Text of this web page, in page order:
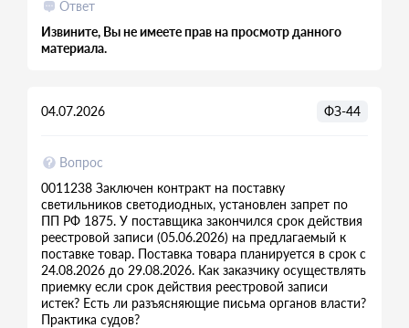
Ответ
Извините, Вы не имеете прав на просмотр данного
материала.
Вопрос
0011238 Заключен контракт на поставку
светильников светодиодных, установлен запрет по
ПП РФ 1875. У поставщика закончился срок действия
реестровой записи (05.06.2026) на предлагаемый к
поставке товар. Поставка товара планируется в срок с
24.08.2026 до 29.08.2026. Как заказчику осуществлять
приемку если срок действия реестровой записи
истек? Есть ли разъясняющие письма органов власти?
Практика судов?
04.07.2026 ФЗ-44